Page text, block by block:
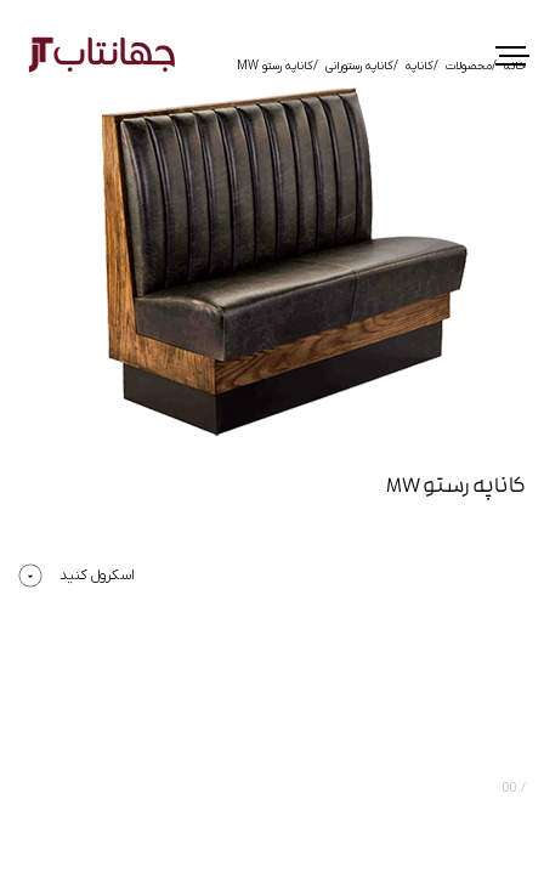
خانه محصولات کاناپه کاناپه رستورانی کاناپه رستو MW
کاناپه رستو MW
اسکرول کنید
00